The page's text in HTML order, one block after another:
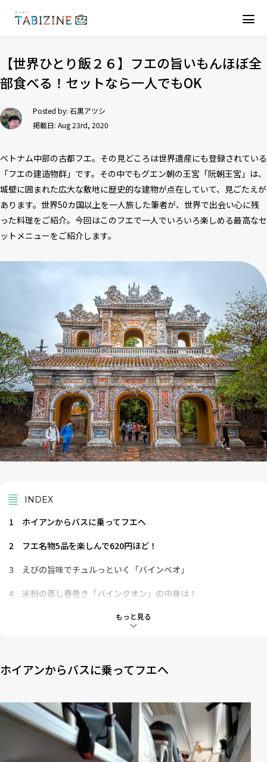
【世界ひとり飯２６】フエの旨いもんほぼ全
部食べる！セットなら一人でもOK
Posted by: 石黒アツシ
掲載日: Aug 23rd, 2020
ベトナム中部の古都フエ。その見どころは世界遺産にも登録されている
「フエの建造物群」です。その中でもグエン朝の王宮「阮朝王宮」は、
城壁に囲まれた広大な敷地に歴史的な建物が点在していて、見ごたえが
あります。世界50カ国以上を一人旅した筆者が、世界で出会い心に残
った料理をご紹介。今回はこのフエで一人でいろいろ楽しめる最高なセ
ットメニューをご紹介します。
もっと見る
INDEX
1
ホイアンからバスに乗ってフエへ
2
フエ名物5品を楽しんで620円ほど！
3
えびの旨味でチュルっといく「バインベオ」
4
米粉の蒸し春巻き「バインクオン」の中身は！
揚げ春巻きに必須なのがきくらげ
7
お米のパンケーキですがソースがかなり独特
ホイアンからバスに乗ってフエへ